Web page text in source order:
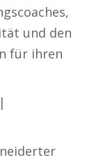
und den
für ihren
|